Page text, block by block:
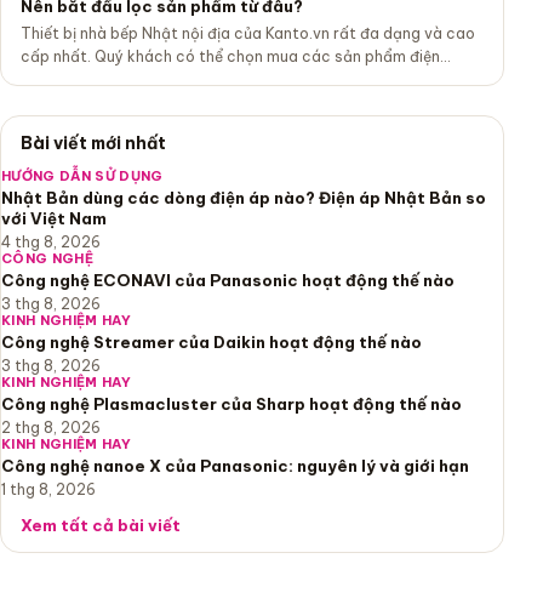
Nên bắt đầu lọc sản phẩm từ đâu?
Thiết bị nhà bếp Nhật nội địa của Kanto.vn rất đa dạng và cao
cấp nhất. Quý khách có thể chọn mua các sản phẩm điện...
Bài viết mới nhất
HƯỚNG DẪN SỬ DỤNG
Nhật Bản dùng các dòng điện áp nào? Điện áp Nhật Bản so
với Việt Nam
4 thg 8, 2026
CÔNG NGHỆ
Công nghệ ECONAVI của Panasonic hoạt động thế nào
3 thg 8, 2026
KINH NGHIỆM HAY
Công nghệ Streamer của Daikin hoạt động thế nào
3 thg 8, 2026
KINH NGHIỆM HAY
Công nghệ Plasmacluster của Sharp hoạt động thế nào
2 thg 8, 2026
KINH NGHIỆM HAY
Công nghệ nanoe X của Panasonic: nguyên lý và giới hạn
1 thg 8, 2026
Xem tất cả bài viết